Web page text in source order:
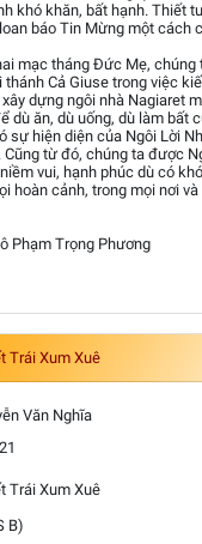
khó khăn, bất hạnh. Thiết
báo Tin Mừng một cách
mạc tháng Đức Mẹ, chúng
thánh Cả Giuse trong việc
dựng ngôi nhà Nagiaret
dù ăn, dù uống, dù làm bất
sự hiện diện của Ngôi Lời
từ đó, chúng ta được
vui, hạnh phúc dù có
hoàn cảnh, trong mọi nơi và
Phạm Trọng Phương
Trái Xum Xuê
Văn Nghĩa
Trái Xum Xuê
B)